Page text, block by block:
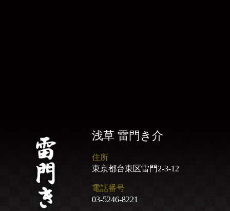
浅草 雷門き介
住所
東京都台東区雷門2-3-12
電話番号
03-5246-8221